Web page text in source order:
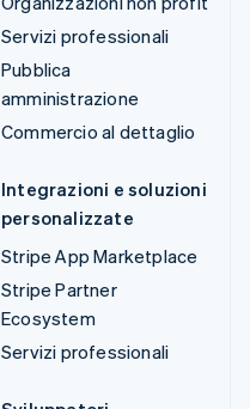
Servizi professionali
Pubblica
amministrazione
Commercio al dettaglio
Integrazioni e soluzioni
personalizzate
Stripe App Marketplace
Stripe Partner
Ecosystem
Servizi professionali